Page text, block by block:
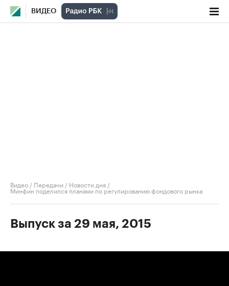
ВИДЕО
Видео / Передачи / Новости дня /
Минфин поделился планами по регулированию фондового рынка
Выпуск за 29 мая, 2015